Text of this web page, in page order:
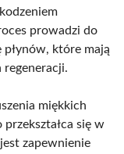
prowadzi do
płynów, które mają
regeneracji.
miękkich
się w
zapewnienie